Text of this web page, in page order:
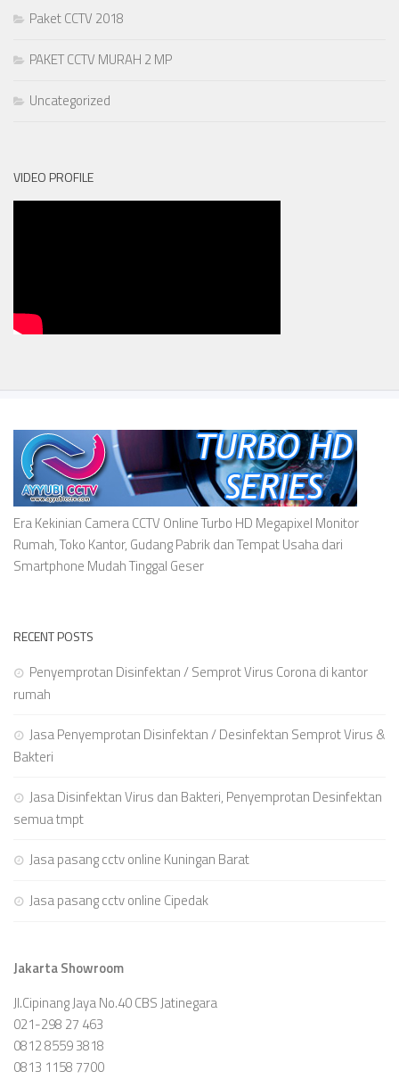
Paket CCTV 2018
PAKET CCTV MURAH 2 MP
Uncategorized
VIDEO PROFILE
Era Kekinian Camera CCTV Online Turbo HD Megapixel Monitor
Rumah, Toko Kantor, Gudang Pabrik dan Tempat Usaha dari
Smartphone Mudah Tinggal Geser
RECENT POSTS
Penyemprotan Disinfektan / Semprot Virus Corona di kantor
rumah
Jasa Penyemprotan Disinfektan / Desinfektan Semprot Virus &
Bakteri
Jasa Disinfektan Virus dan Bakteri, Penyemprotan Desinfektan
semua tmpt
Jasa pasang cctv online Kuningan Barat
Jasa pasang cctv online Cipedak
Jakarta Showroom
Jl.Cipinang Jaya No.40 CBS Jatinegara
021-298 27 463
0812 8559 3818
0813 1158 7700